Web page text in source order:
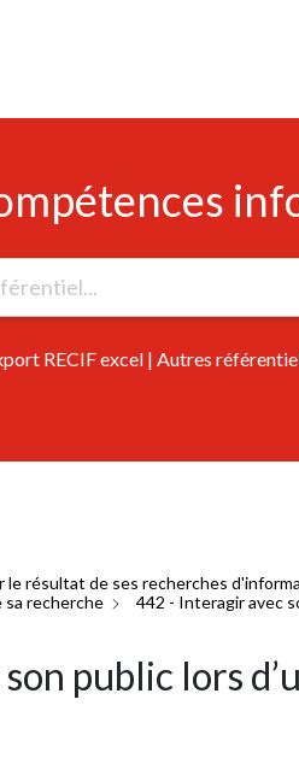
RECIF excel| Autres
le résultat de ses recherches
recherche
442 - Interagir avec
public lors